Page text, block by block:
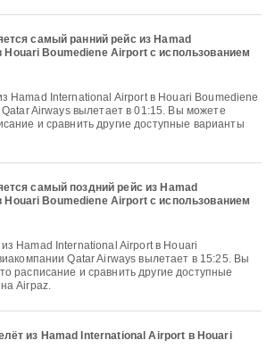
самый ранний рейс из Hamad
Houari Boumediene Airport с использованием
Airways вылетает в 01:15. Вы можете
и сравнить другие доступные варианты
самый поздний рейс из Hamad
Houari Boumediene Airport с использованием
Qatar Airways вылетает в 15:25. Вы
расписание и сравнить другие доступные
Airpaz.
из Hamad International Airport в Houari